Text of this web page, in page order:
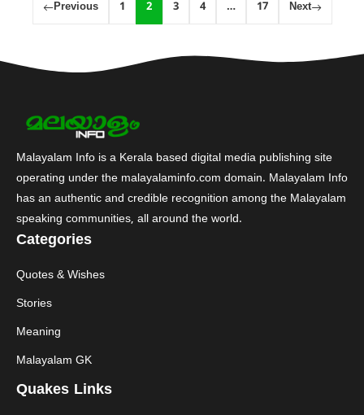
Previous 1 2 3 4 … 17 Next
Malayalam Info is a Kerala based digital media publishing site
operating under the malayalaminfo.com domain. Malayalam Info
has an authentic and credible recognition among the Malayalam
speaking communities, all around the world.
Categories
Quotes & Wishes
Stories
Meaning
Malayalam GK
Quakes Links